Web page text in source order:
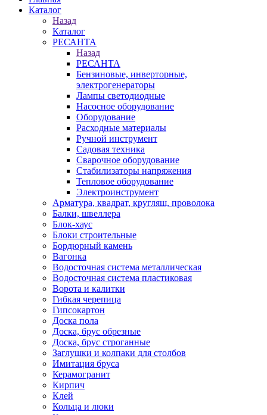
Каталог
Назад
Каталог
РЕСАНТА
Назад
РЕСАНТА
Бензиновые, инверторные,
электрогенераторы
Лампы светодиодные
Насосное оборудование
Оборудование
Расходные материалы
Ручной инструмент
Садовая техника
Сварочное оборудование
Стабилизаторы напряжения
Тепловое оборудование
Электроинструмент
Арматура, квадрат, кругляш, проволока
Балки, швеллера
Блок-хаус
Блоки строительные
Бордюрный камень
Вагонка
Водосточная система металлическая
Водосточная система пластиковая
Ворота и калитки
Гибкая черепица
Гипсокартон
Доска пола
Доска, брус обрезные
Доска, брус строганные
Заглушки и колпаки для столбов
Имитация бруса
Керамогранит
Кирпич
Клей
Кольца и люки